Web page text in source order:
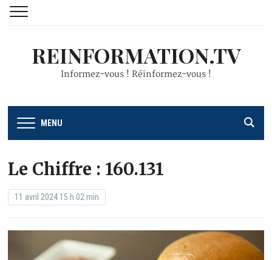
REINFORMATION.TV
Informez-vous ! Réinformez-vous !
MENU
Le Chiffre : 160.131
11 avril 2024 15 h 02 min